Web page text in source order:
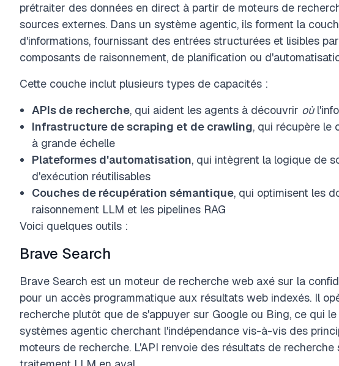
prétraiter des données en direct à partir de moteurs de
sources externes. Dans un système agentic, ils forment la
d'informations, fournissant des entrées structurées et lisibles
composants de raisonnement, de planification ou
Cette couche inclut plusieurs types de capacités :
APIs de recherche, qui aident les agents à découvrir où
Infrastructure de scraping et de crawling, qui récupère le
à grande échelle
Plateformes d'automatisation, qui intègrent la logique de
d'exécution réutilisables
Couches de récupération sémantique, qui optimisent les
raisonnement LLM et les pipelines RAG
Voici quelques outils :
Brave Search
Brave Search est un moteur de recherche web axé sur la
pour un accès programmatique aux résultats web indexés. Il
recherche plutôt que de s'appuyer sur Google ou Bing, ce qui
systèmes agentic cherchant l'indépendance vis-à-vis des
moteurs de recherche. L'API renvoie des résultats de